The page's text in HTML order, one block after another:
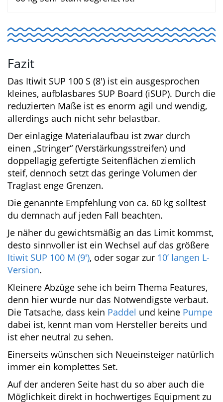
auch für Einsteiger geeignet?
Klares ja, die Relation von Länge zu Breite
ist sehr ausgewogen, so dass die
allermeisten Beginner ohne Probleme den
Anfang meistern können. Allerdings musst
du unbedingt beachten, dass die Traglast
mit ca. 60 kg sehr stark begrenzt ist.
Fazit
Das Itiwit SUP 100 S (8′) ist ein ausgesprochen
kleines, aufblasbares SUP Board (iSUP). Durch
die reduzierten Maße ist es enorm agil und
wendig, allerdings auch nicht sehr belastbar.
Der einlagige Materialaufbau ist zwar durch
einen „Stringer“ (Verstärkungsstreifen) und
doppellagig gefertigte Seitenflächen ziemlich
steif, dennoch setzt das geringe Volumen der
Traglast enge Grenzen.
Die genannte Empfehlung von ca. 60 kg solltest
du demnach auf jeden Fall beachten.
Je näher du gewichtsmäßig an das Limit
kommst, desto sinnvoller ist ein Wechsel auf
das größereItiwit SUP 100 M (9′), oder sogar zur
10’ langen L-Version